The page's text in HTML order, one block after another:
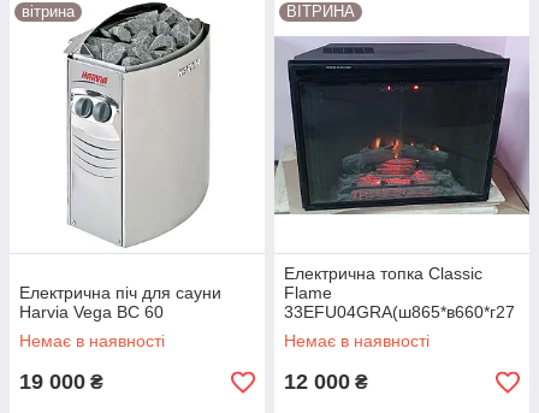
вітрина
Електрична піч для сауни
Harvia Vega BC 60
Немає в наявності
19 000 ₴
ВІТРИНА
Електрична топка Classic
Flame
33EFU04GRA(ш865*в660*г27
0)
Немає в наявності
12 000 ₴